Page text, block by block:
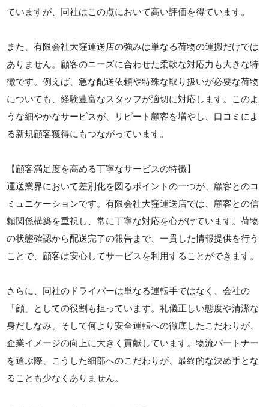
ていますが、同社はこの点において高い評価を得ています。
また、有限会社大窪運送店の強みは単なる荷物の運搬だけでは
ありません。顧客のニーズに合わせた柔軟な対応力も大きな特
徴です。例えば、急な配送依頼や特殊な取り扱いが必要な荷物
についても、経験豊富なスタッフが適切に対応します。このよ
うな細やかなサービスが、リピート顧客を増やし、口コミによ
る新規顧客獲得にもつながっています。
【顧客満足度を高める丁寧なサービスの特徴】
運送業界において差別化を図るポイントの一つが、顧客とのコ
ミュニケーションです。有限会社大窪運送店では、顧客との信
頼関係構築を重視し、常に丁寧な対応を心がけています。荷物
の状態確認から配送完了の報告まで、一貫した情報提供を行う
ことで、顧客は安心してサービスを利用することができます。
さらに、同社のドライバーは単なる運転手ではなく、会社の
「顔」としての役割も担っています。礼儀正しい態度や清潔な
身だしなみ、そして何より安全運転への徹底したこだわりが、
企業イメージの向上に大きく貢献しています。物流パートナー
を選ぶ際、こうした細部へのこだわりが、最終的な決め手とな
ることも少なくありません。